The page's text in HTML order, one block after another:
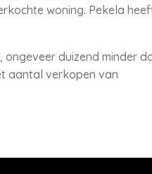
woning. Pekela
duizend minder
aantal verkopen van